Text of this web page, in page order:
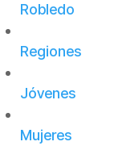
Robledo
Regiones
Jóvenes
Mujeres